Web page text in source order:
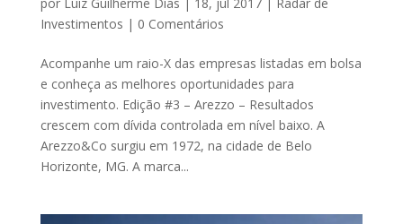
Investimentos | 0 Comentários
Acompanhe um raio-X das empresas listadas em bolsa
e conheça as melhores oportunidades para
investimento. Edição #3 – Arezzo – Resultados
crescem com dívida controlada em nível baixo. A
Arezzo&Co surgiu em 1972, na cidade de Belo
Horizonte, MG. A marca...